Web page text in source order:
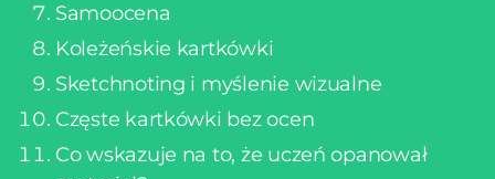
Samoocena
Koleżeńskie kartkówki
Sketchnoting i myślenie wizualne
Częste kartkówki bez ocen
Co wskazuje na to, że uczeń opanował